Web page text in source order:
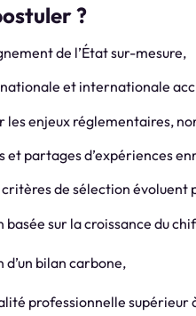
?
de l’État sur-mesure,
et internationale
les enjeux réglementaires,
et partages d’expériences
de sélection évoluent
sur la croissance du
d’un bilan carbone,
professionnelle